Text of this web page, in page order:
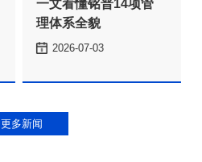
理体系全貌
2026-07-03
更多新闻